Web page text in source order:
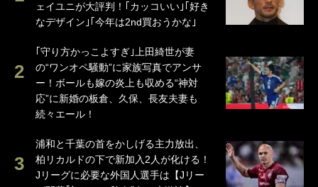
ェイユニが大評判！｢カッコいい｣｢好き
なデザイン｣｢今年は2nd買おうかな｣
｢守り方かっこよすぎ｣上田綺世が妻
の“ワンオペ騒動”に家族写真でアンサ
ー！ボールも嫁の炎上も収める“神対
応”に新婚の板倉、久保、長友夫妻も
続々エール！
浦和と千葉の首をかしげる主力放出、
柏リカルドの下で新加入2人が化ける！
Jリーグに必要な外国人選手は【Jリー